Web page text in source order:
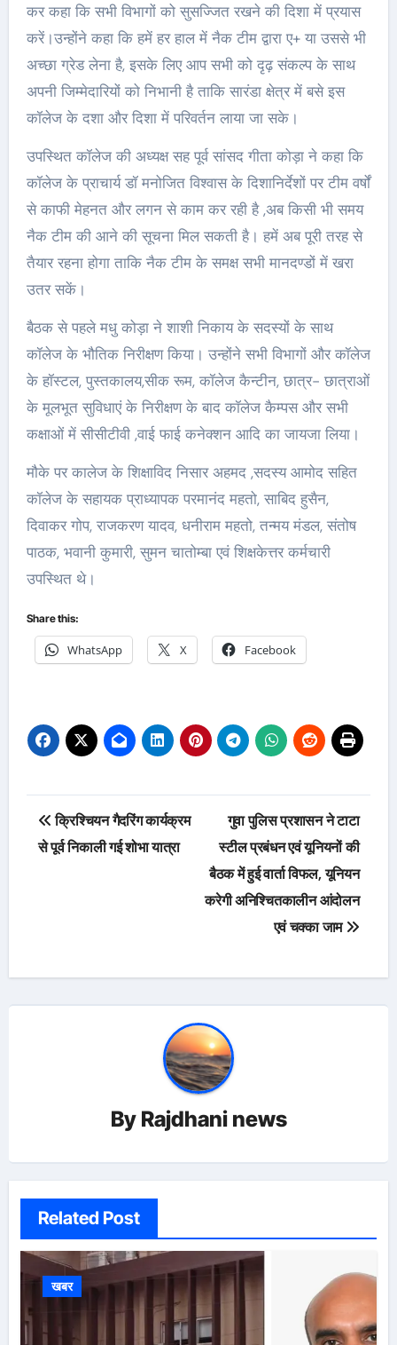
कर कहा कि सभी विभागों को सुसज्जित रखने की दिशा में प्रयास
करें।उन्होंने कहा कि हमें हर हाल में नैक टीम द्वारा ए+ या उससे भी
अच्छा ग्रेड लेना है, इसके लिए आप सभी को दृढ़ संकल्प के साथ
अपनी जिम्मेदारियों को निभानी है ताकि सारंडा क्षेत्र में बसे इस
कॉलेज के दशा और दिशा में परिवर्तन लाया जा सके।
उपस्थित कॉलेज की अध्यक्ष सह पूर्व सांसद गीता कोड़ा ने कहा कि
कॉलेज के प्राचार्य डॉ मनोजित विश्वास के दिशानिर्देशों पर टीम वर्षों
से काफी मेहनत और लगन से काम कर रही है ,अब किसी भी समय
नैक टीम की आने की सूचना मिल सकती है। हमें अब पूरी तरह से
तैयार रहना होगा ताकि नैक टीम के समक्ष सभी मानदण्डों में खरा
उतर सकें।
बैठक से पहले मधु कोड़ा ने शाशी निकाय के सदस्यों के साथ
कॉलेज के भौतिक निरीक्षण किया। उन्होंने सभी विभागों और कॉलेज
के हॉस्टल, पुस्तकालय,सीक रूम, कॉलेज कैन्टीन, छात्र- छात्राओं
के मूलभूत सुविधाएं के निरीक्षण के बाद कॉलेज कैम्पस और सभी
कक्षाओं में सीसीटीवी ,वाई फाई कनेक्शन आदि का जायजा लिया।
मौके पर कालेज के शिक्षाविद निसार अहमद ,सदस्य आमोद सहित
कॉलेज के सहायक प्राध्यापक परमानंद महतो, साबिद हुसैन,
दिवाकर गोप, राजकरण यादव, धनीराम महतो, तन्मय मंडल, संतोष
पाठक, भवानी कुमारी, सुमन चातोम्बा एवं शिक्षकेत्तर कर्मचारी
उपस्थित थे।
Share this:
WhatsApp X Facebook
Post
navigation
क्रिश्चियन गैदरिंग कार्यक्रम
से पूर्व निकाली गई शोभा यात्रा
गुवा पुलिस प्रशासन ने टाटा
स्टील प्रबंधन एवं यूनियनों की
बैठक में हुई वार्ता विफल, यूनियन
करेगी अनिश्चितकालीन आंदोलन
एवं चक्का जाम
By Rajdhani news
Related Post
खबर